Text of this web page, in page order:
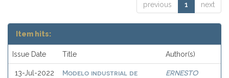
previous 1 next
Item hits:
Issue Date Title Author(s)
13-Jul-2022
Modelo industrial de
ERNESTO